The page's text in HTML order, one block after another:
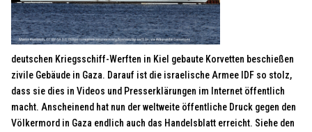
deutschen Kriegsschiff-Werften in Kiel gebaute Korvetten beschießen
zivile Gebäude in Gaza. Darauf ist die israelische Armee IDF so stolz,
dass sie dies in Videos und Presserklärungen im Internet öffentlich
macht. Anscheinend hat nun der weltweite öffentliche Druck gegen den
Völkermord in Gaza endlich auch das Handelsblatt erreicht. Siehe den